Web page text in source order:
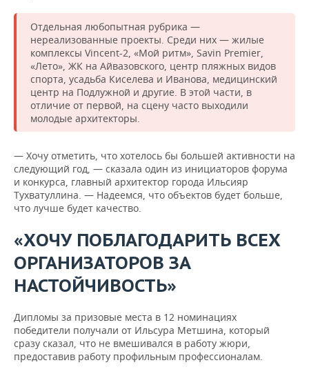
Отдельная любопытная рубрика —
нереализованные проекты. Среди них — жилые
комплексы Vincent-2, «Мой ритм», Savin Premier,
«Лето», ЖК на Айвазовского, центр пляжных видов
спорта, усадьба Киселева и Иванова, медицинский
центр на Подлужной и другие. В этой части, в
отличие от первой, на сцену часто выходили
молодые архитекторы.
— Хочу отметить, что хотелось бы большей активности на
следующий год, — сказала один из инициаторов форума
и конкурса, главный архитектор города Ильсияр
Тухватуллина. — Надеемся, что объектов будет больше,
что лучше будет качество.
«ХОЧУ ПОБЛАГОДАРИТЬ ВСЕХ
ОРГАНИЗАТОРОВ ЗА
НАСТОЙЧИВОСТЬ»
Дипломы за призовые места в 12 номинациях
победители получали от Ильсура Метшина, который
сразу сказал, что не вмешивался в работу жюри,
предоставив работу профильным профессионалам.